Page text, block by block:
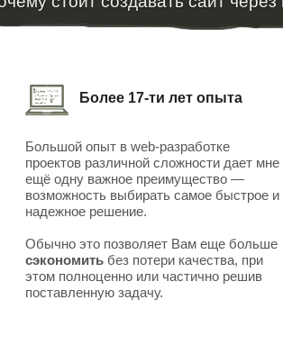
Более 17-ти лет опыта
Большой опыт в web-разработке
проектов различной сложности дает мне
ещё одну важное преимущество —
возможность выбирать самое быстрое и
надежное решение.
Обычно это позволяет Вам еще больше
сэкономитьбез потери качества, при
этом полноценно или частично решив
поставленную задачу.